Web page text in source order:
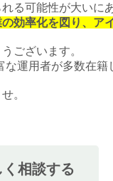
る可能性が大いに
効率化を図り、ア
ございます。
運用者が多数在
。
相談する